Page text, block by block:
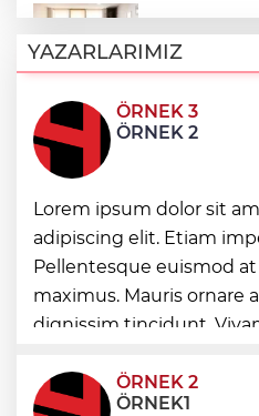
nezaket ziyareti
İstanbul
renkli
Edirne
Bursa Tabip
sığmaz
YAZARLARIMIZ
ÖRNEK 3
ÖRNEK 2
Lorem ipsum dolor sit
adipiscing elit. Etiam
Pellentesque euismod
maximus. Mauris ornare
dignissim tincidunt.
condimentum eros et,
ÖRNEK 2
ÖRNEK1